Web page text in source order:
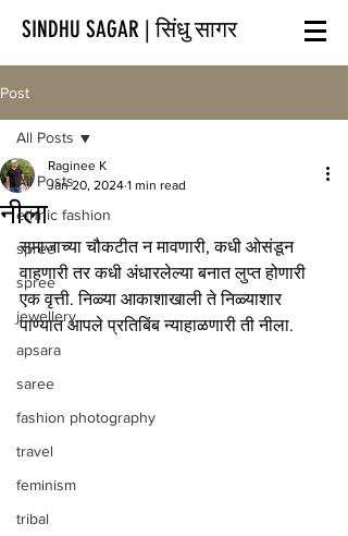
SINDHU SAGAR | सिंधु सागर
Post
All Posts
ethnic fashion
spree
spree
jewellery
apsara
saree
fashion photography
travel
feminism
tribal
All Posts
नीला
Raginee K
Jan 20, 2024 1 min read
समाजाच्या चौकटीत न मावणारी, कधी ओसंडून
वाहणारी तर कधी अंधारलेल्या बनात लुप्त होणारी
एक वृत्ती. निळ्या आकाशाखाली ते निळ्याशार
पाण्यात आपले प्रतिबिंब न्याहाळणारी ती नीला.